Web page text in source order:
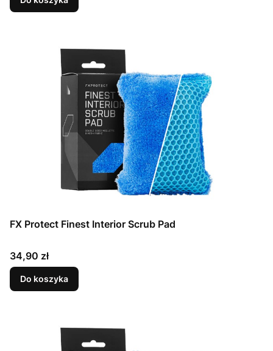
FX Protect Finest Interior Scrub Pad
Cena
34,90 zł
Do koszyka